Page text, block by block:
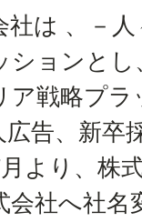
は 、－
ションと
戦略プ
告、新卒
より、株
会社へ社名